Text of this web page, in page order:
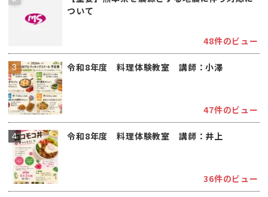
ついて
48件のビュー
令和8年度 料理体験教室 講師：小澤
47件のビュー
令和8年度 料理体験教室 講師：井上
36件のビュー